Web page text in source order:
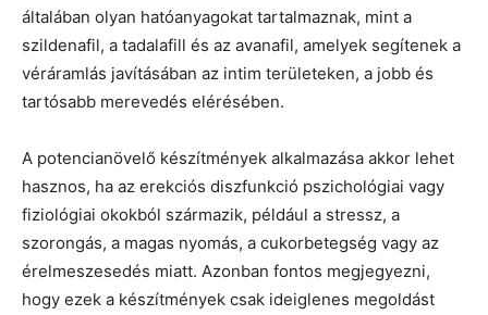
általában olyan hatóanyagokat tartalmaznak, mint a
szildenafil, a tadalafill és az avanafil, amelyek segítenek a
véráramlás javításában az intim területeken, a jobb és
tartósabb merevedés elérésében.
A potencianövelő készítmények alkalmazása akkor lehet
hasznos, ha az erekciós diszfunkció pszichológiai vagy
fiziológiai okokból származik, például a stressz, a
szorongás, a magas nyomás, a cukorbetegség vagy az
érelmeszesedés miatt. Azonban fontos megjegyezni,
hogy ezek a készítmények csak ideiglenes megoldást